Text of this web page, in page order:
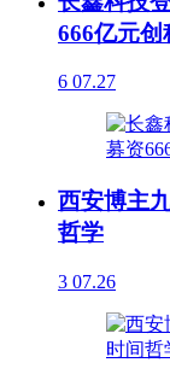
666亿元
6 07.27
西安博主
哲学
3 07.26